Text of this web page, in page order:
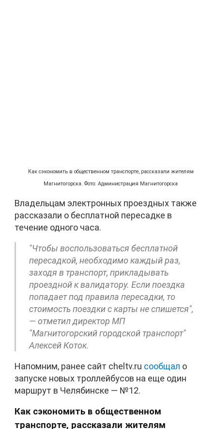
Как сэкономить в общественном транспорте, рассказали жителям
Магнитогорска. Фото: Администрация Магнитогорска
Владельцам электронных проездных также
рассказали о бесплатной пересадке в
течение одного часа.
"Чтобы воспользоваться бесплатной
пересадкой, необходимо каждый раз,
заходя в транспорт, прикладывать
проездной к валидатору. Если поездка
попадает под правила пересадки, то
стоимость поездки с карты не спишется",
— отметил директор МП
"Магнитогорский городской транспорт"
Алексей Коток.
Напомним, ранее сайт cheltv.ru сообщал о
запуске новых троллейбусов на еще один
маршрут в Челябинске — №12.
Как сэкономить в общественном
транспорте, рассказали жителям